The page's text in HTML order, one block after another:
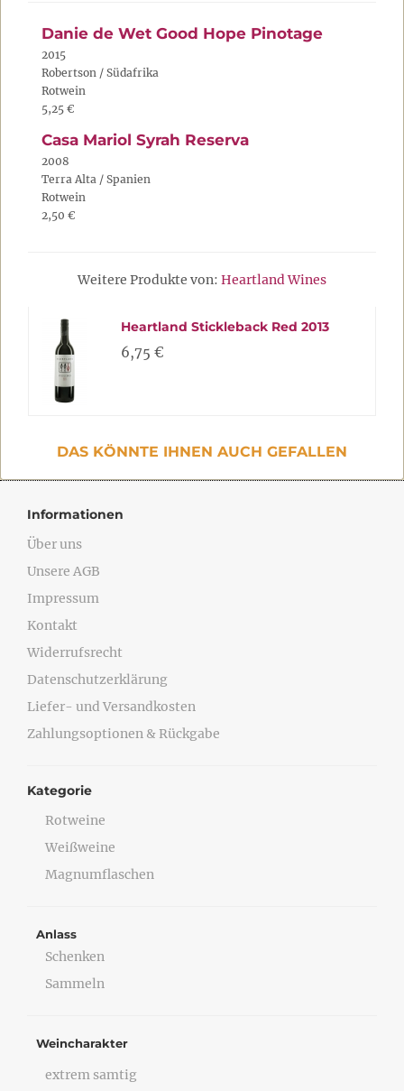
Danie de Wet Good Hope Pinotage
2015
Robertson / Südafrika
Rotwein
5,25 €
Casa Mariol Syrah Reserva
2008
Terra Alta / Spanien
Rotwein
2,50 €
Weitere Produkte von: Heartland Wines
Heartland Stickleback Red 2013
6,75 €
DAS KÖNNTE IHNEN AUCH GEFALLEN
Informationen
Über uns
Unsere AGB
Impressum
Kontakt
Widerrufsrecht
Datenschutzerklärung
Liefer- und Versandkosten
Zahlungsoptionen & Rückgabe
Kategorie
Rotweine
Weißweine
Magnumflaschen
Anlass
Schenken
Sammeln
Weincharakter
extrem samtig